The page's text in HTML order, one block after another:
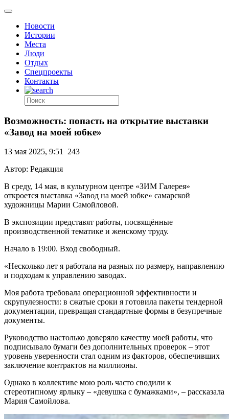
Новости
Истории
Места
Люди
Отдых
Спецпроекты
Контакты
Возможность: попасть на открытие выставки
«Завод на моей юбке»
13 мая 2025, 9:51 243
Автор: Редакция
В среду, 14 мая, в культурном центре «ЗИМ Галерея»
откроется выставка «Завод на моей юбке» самарской
художницы Марии Самойловой.
В экспозиции представят работы, посвящённые
производственной тематике и женскому труду.
Начало в 19:00. Вход свободный.
«Несколько лет я работала на разных по размеру, направлению
и подходам к управлению заводах.
Моя работа требовала операционной эффективности и
скрупулезности: в сжатые сроки я готовила пакеты тендерной
документации, превращая стандартные формы в безупречные
документы.
Руководство настолько доверяло качеству моей работы, что
подписывало бумаги без дополнительных проверок – этот
уровень уверенности стал одним из факторов, обеспечивших
заключение контрактов на миллионы.
Однако в коллективе мою роль часто сводили к
стереотипному ярлыку – «девушка с бумажками», – рассказала
Мария Самойлова.